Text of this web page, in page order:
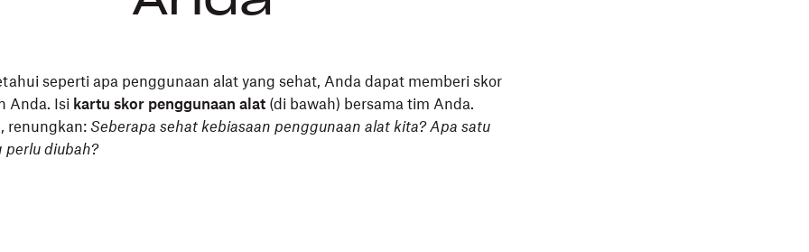
seperti apa penggunaan alat yang sehat, Anda dapat memberi skor
Anda. Isi kartu skor penggunaan alat (di bawah) bersama tim Anda.
renungkan:Seberapa sehat kebiasaan penggunaan alat kita? Apa satu
perlu diubah?